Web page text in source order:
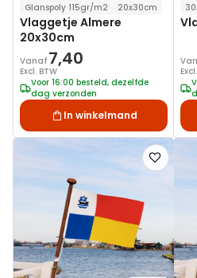
Glanspoly 115gr/m2 20x30cm
Vlaggetje Almere
20x30cm
Vanaf 7,40
Excl. BTW
Voor 16:00 besteld, dezelfde
dag verzonden
In winkelmand
Voeg
toe
verlanglijst